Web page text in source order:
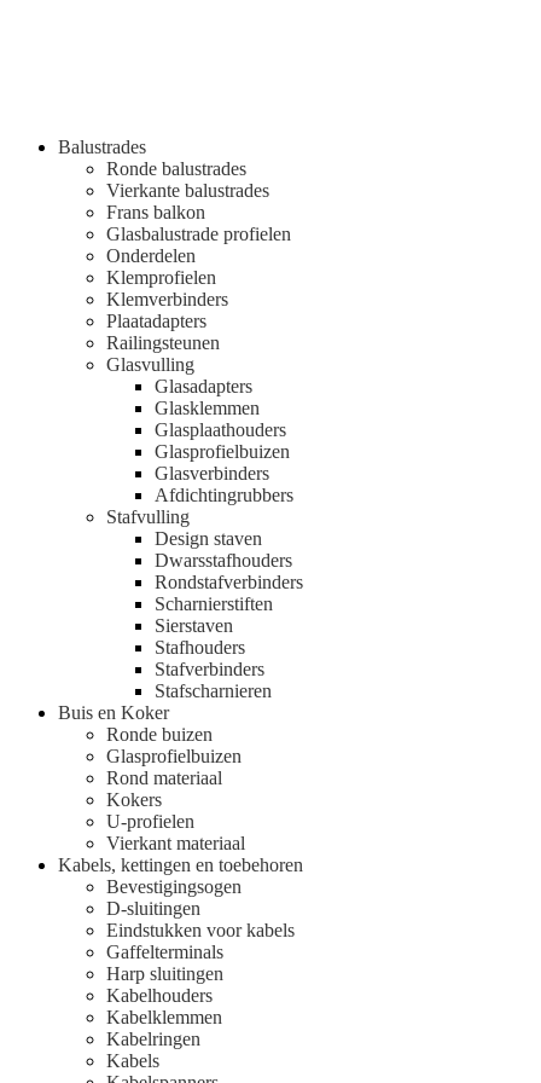
Balustrades
Ronde balustrades
Vierkante balustrades
Frans balkon
Glasbalustrade profielen
Onderdelen
Klemprofielen
Klemverbinders
Plaatadapters
Railingsteunen
Glasvulling
Glasadapters
Glasklemmen
Glasplaathouders
Glasprofielbuizen
Glasverbinders
Afdichtingrubbers
Stafvulling
Design staven
Dwarsstafhouders
Rondstafverbinders
Scharnierstiften
Sierstaven
Stafhouders
Stafverbinders
Stafscharnieren
Buis en Koker
Ronde buizen
Glasprofielbuizen
Rond materiaal
Kokers
U-profielen
Vierkant materiaal
Kabels, kettingen en toebehoren
Bevestigingsogen
D-sluitingen
Eindstukken voor kabels
Gaffelterminals
Harp sluitingen
Kabelhouders
Kabelklemmen
Kabelringen
Kabels